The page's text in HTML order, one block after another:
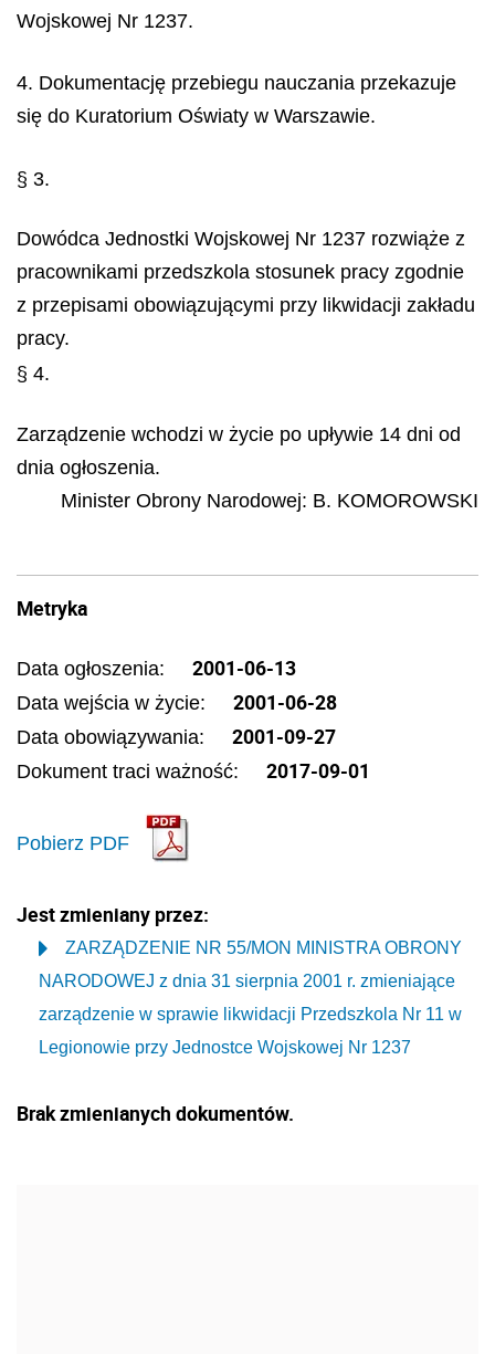
Wojskowej Nr 1237.
4. Dokumentację przebiegu nauczania przekazuje
się do Kuratorium Oświaty w Warszawie.
§ 3.
Dowódca Jednostki Wojskowej Nr 1237 rozwiąże z
pracownikami przedszkola stosunek pracy zgodnie
z przepisami obowiązującymi przy likwidacji zakładu
pracy.
§ 4.
Zarządzenie wchodzi w życie po upływie 14 dni od
dnia ogłoszenia.
Minister Obrony Narodowej: B. KOMOROWSKI
Metryka
Data ogłoszenia: 2001-06-13
Data wejścia w życie: 2001-06-28
Data obowiązywania: 2001-09-27
Dokument traci ważność: 2017-09-01
Pobierz PDF
Jest zmieniany przez:
ZARZĄDZENIE NR 55/MON MINISTRA OBRONY
NARODOWEJ z dnia 31 sierpnia 2001 r. zmieniające
zarządzenie w sprawie likwidacji Przedszkola Nr 11 w
Legionowie przy Jednostce Wojskowej Nr 1237
Brak zmienianych dokumentów.